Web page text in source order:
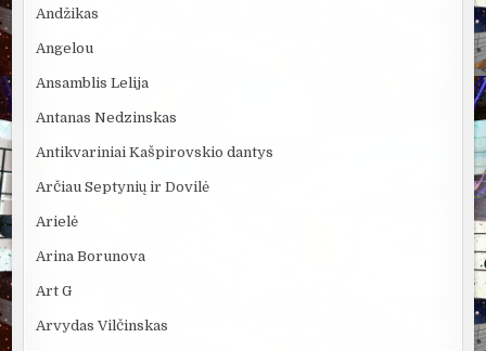
Andžikas
Angelou
Ansamblis Lelija
Antanas Nedzinskas
Antikvariniai Kašpirovskio dantys
Arčiau Septynių ir Dovilė
Arielė
Arina Borunova
Art G
Arvydas Vilčinskas